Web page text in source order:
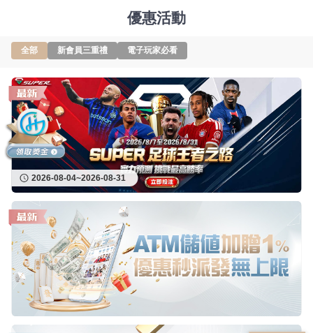
優惠活動
全部 新會員三重禮 電子玩家必看
2026-08-04~2026-08-31